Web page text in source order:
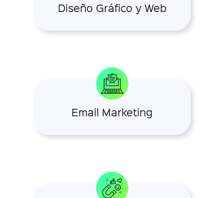
Diseño Gráfico y Web
Email Marketing